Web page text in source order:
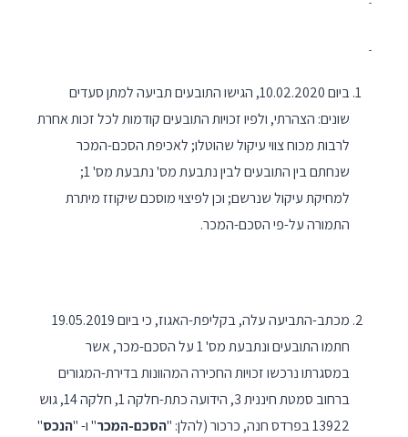
ביום 10.02.2020, הגישו התובעים תביעה למתן סעדים
שונים: הצהרתי, ולפיו זכויות התובעים קודמות לכל זכות אחרת
לרבות מכוח צווי עיקול שהוטלו; לאכיפת הסכם-המכר
שנחתם בין התובעים לבין נתבעת מס' נתבעת מס' 1;
למחיקת עיקול שנרשם; וכן לפיצוי מוסכם שיקוזז מיתרת
התמורה על-פי הסכם-המכר.
מכתב-התביעה עלה, בקליפת-האגוז, כי ביום 19.05.2019
חתמו התובעים ונתבעת מס' 1 על הסכם-מכר, אשר
במסגרתו נרכשו זכויות החכירה המהוונות בדירת-המגורים
ברחוב סמטת חיננית 3, הידועה כתת-חלקה 1, חלקה 14, גוש
13922 בפרדס חנה, כרכור (להלן: "
הסכם-המכר" ו- "הנכס"